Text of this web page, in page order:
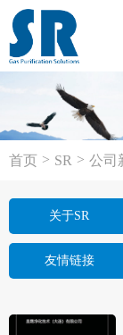
首页 > SR > 公司
关于SR
友情链接